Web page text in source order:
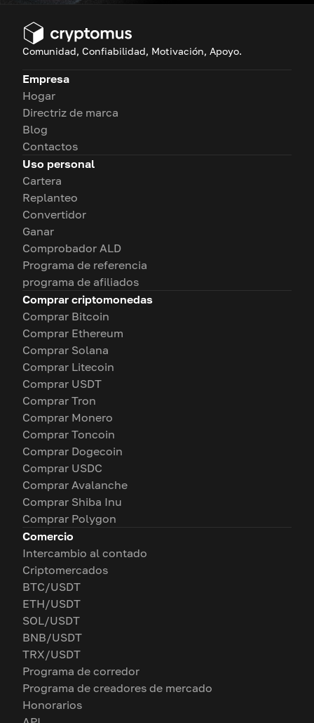
Comunidad, Confiabilidad, Motivación, Apoyo.
Empresa
Hogar
Directriz de marca
Blog
Contactos
Uso personal
Cartera
Replanteo
Convertidor
Ganar
Comprobador ALD
Programa de referencia
programa de afiliados
Comprar criptomonedas
Comprar Bitcoin
Comprar Ethereum
Comprar Solana
Comprar Litecoin
Comprar USDT
Comprar Tron
Comprar Monero
Comprar Toncoin
Comprar Dogecoin
Comprar USDC
Comprar Avalanche
Comprar Shiba Inu
Comprar Polygon
Comercio
Intercambio al contado
Criptomercados
BTC/USDT
ETH/USDT
SOL/USDT
BNB/USDT
TRX/USDT
Programa de corredor
Programa de creadores de mercado
Honorarios